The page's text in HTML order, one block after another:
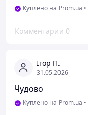
Куплено на Prom.ua •
Комментарии 0
Ігор П.
31.05.2026
Чудово
Куплено на Prom.ua •